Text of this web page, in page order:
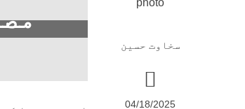
سخاوت حسین
04/18/2025